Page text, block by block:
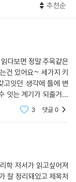
추천순
다보면 정말 주옥같은
건 있어요~ 세가지 키
고잇던 생각에 틀에 변
잇는 계기가 되줄거같
구, 허영심이라는 심적
3 댓글0
학 저서가 읽고싶어져
잘 정리돼있고 제목처